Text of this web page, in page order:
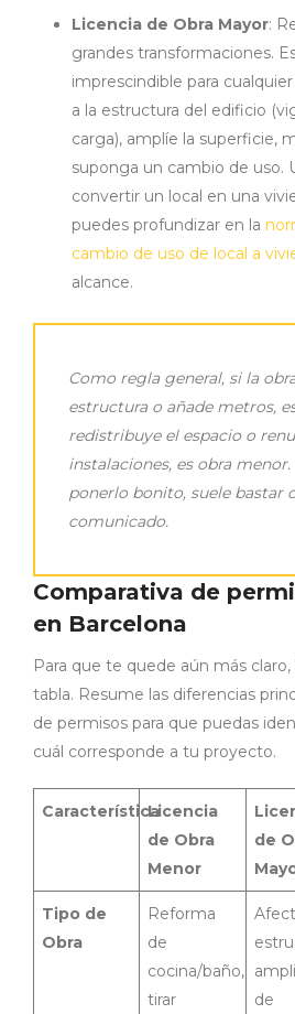
Licencia de Obra Mayor:
grandes transformaciones.
imprescindible para
a la estructura del edificio
carga), amplíe la superficie,
suponga un cambio de uso.
convertir un local en una
puedes profundizar en la
cambio de uso de local a
alcance.
Como regla general, si la
estructura o añade metros,
redistribuye el espacio o
instalaciones, es obra menor.
ponerlo bonito, suele bastar
comunicado.
Comparativa de
en Barcelona
Para que te quede aún más
tabla. Resume las diferencias
de permisos para que puedas
cuál corresponde a tu proyecto.
CaracterísticaLicencia
de Obra
Menor
de
Tipo de
Obra
Reforma
de
cocina/baño,
tirar
de